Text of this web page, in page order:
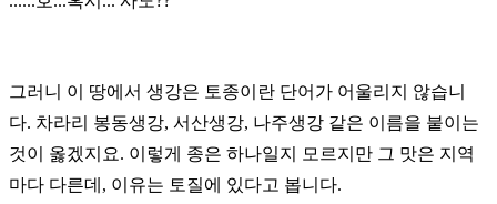
그러니 이 땅에서 생강은 토종이란 단어가 어울리지 않습니
다. 차라리 봉동생강, 서산생강, 나주생강 같은 이름을 붙이는
것이 옳겠지요. 이렇게 종은 하나일지 모르지만 그 맛은 지역
마다 다른데, 이유는 토질에 있다고 봅니다.